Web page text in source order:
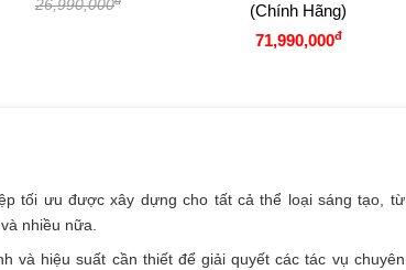
tối ưu được xây dựng cho tất cả thể loại sáng tạo, từ
nhiều nữa.
và hiệu suất cần thiết để giải quyết các tác vụ chuyên
26,990,000
(Chính Hãng)
71,990,000đ